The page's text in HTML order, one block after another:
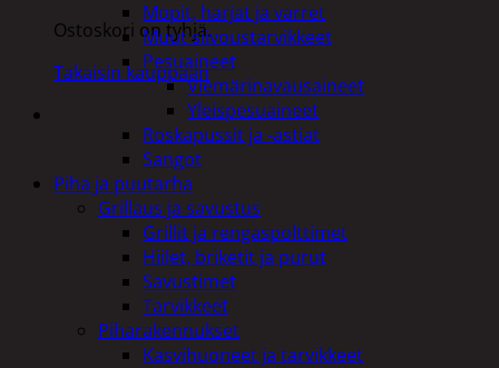
Ostoskori on tyhjä.
Takaisin kauppaan
Mopit, harjat ja varret
Muut siivoustarvikkeet
Pesuaineet
Viemärinavausaineet
Yleispesuaineet
Roskapussit ja -astiat
Sangot
Piha ja puutarha
Grillaus ja savustus
Grillit ja rengaspolttimet
Hiilet, briketit ja purut
Savustimet
Tarvikkeet
Piharakennukset
Kasvihuoneet ja tarvikkeet